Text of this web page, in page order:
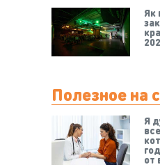
Як
Полезное на
Я
от